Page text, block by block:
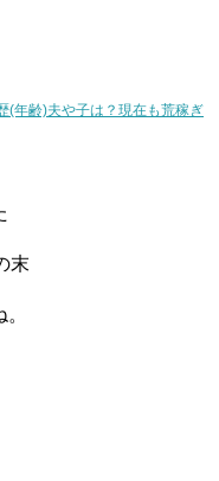
(年齢)夫や子は？現在も荒稼ぎ
末